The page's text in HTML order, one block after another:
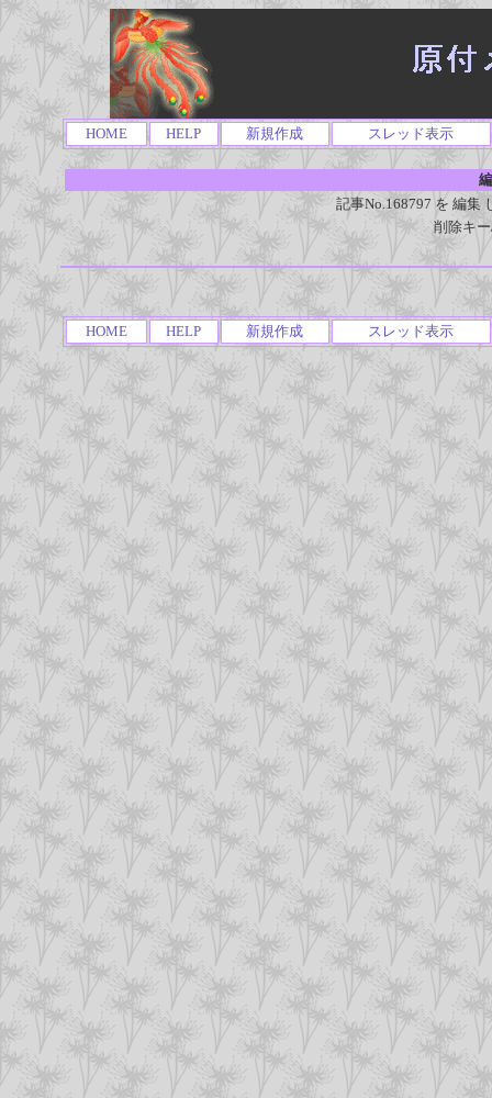
HOME HELP 新規作成 スレッド表示
記事No.168797 を 編集
削除キ
HOME HELP 新規作成 スレッド表示